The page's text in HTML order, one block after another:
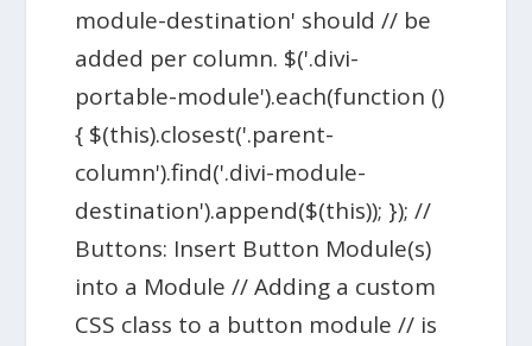
module-destination' should // be
added per column. $('.divi-
portable-module').each(function ()
{ $(this).closest('.parent-
column').find('.divi-module-
destination').append($(this)); }); //
Buttons: Insert Button Module(s)
into a Module // Adding a custom
CSS class to a button module // is